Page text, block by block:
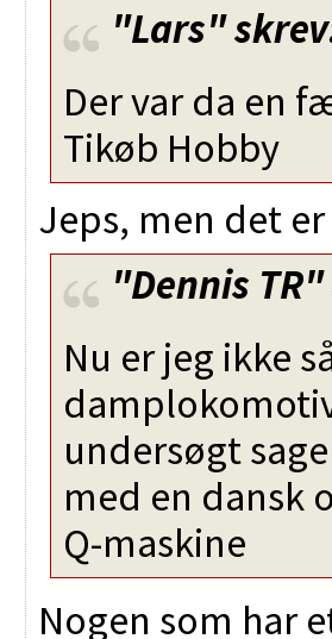
"Lars"
Der var da en
Tikøb Hobby
Jeps, men det
"Dennis TR"
Nu er jeg ikke
undersøgt
med en dansk
Q-maskine
Nogen som har